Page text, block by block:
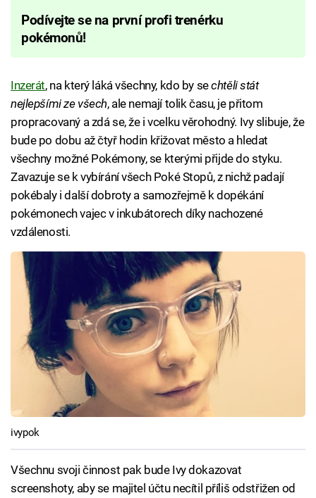
Podívejte se na první profi trenérku
pokémonů!
Inzerát, na který láká všechny, kdo by sechtěli stát
nejlepšími ze všech, ale nemají tolik času, je přitom
propracovaný a zdá se, že i vcelku věrohodný. Ivy slibuje, že
bude po dobu až čtyř hodin křižovat město a hledat
všechny možné Pokémony, se kterými přijde do styku.
Zavazuje se k vybírání všech Poké Stopů, z nichž padají
pokébaly i další dobroty a samozřejmě k dopékání
pokémonech vajec v inkubátorech díky nachozené
vzdálenosti.
ivypok
Všechnu svoji činnost pak bude Ivy dokazovat
screenshoty, aby se majitel účtu necítil příliš odstřižen od